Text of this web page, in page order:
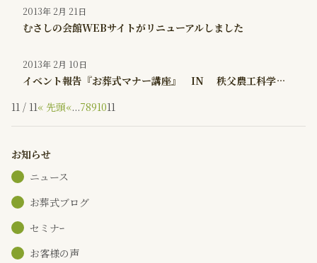
2013年 2月 21日
むさしの会館WEBサイトがリニューアルしました
2013年 2月 10日
イベント報告『お葬式マナー講座』 IN 秩父農工科学高等学校
11 / 11« 先頭«...7891011
お知らせ
ニュース
お葬式ブログ
セミナｰ
お客様の声